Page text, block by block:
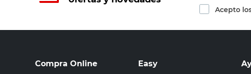
Acepto
Compra Online Easy